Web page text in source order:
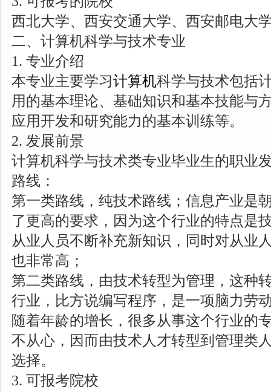
西北大学、西安交通大学、西安邮电大
二、计算机科学与技术专业
1. 专业介绍
本专业主要学习计算机科学与技术包括
用的基本理论、基础知识和基本技能与
应用开发和研究能力的基本训练等。
2. 发展前景
计算机科学与技术类专业毕业生的职业
路线：
第一类路线，纯技术路线；信息产业是
了更高的要求，因为这个行业的特点是
从业人员不断补充新知识，同时对从业
也非常高；
第二类路线，由技术转型为管理，这种
行业，比方说编写程序，是一项脑力劳
随着年龄的增长，很多从事这个行业的
不从心，因而由技术人才转型到管理类
选择。
3. 可报考院校